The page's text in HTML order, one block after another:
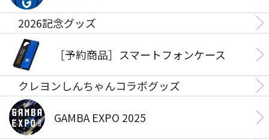
2026記念グッズ
［予約商品］スマートフォンケース
クレヨンしんちゃんコラボグッズ
GAMBA EXPO 2025